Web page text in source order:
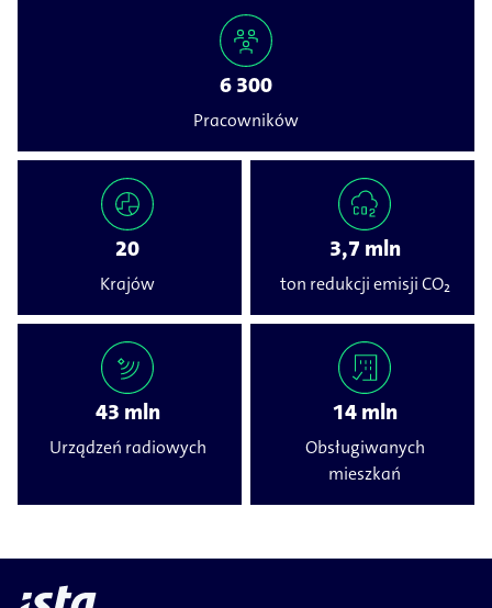
6 300
Pracowników
20
Krajów
3,7 mln
ton redukcji emisji CO₂
43 mln
Urządzeń radiowych
14 mln
Obsługiwanych
mieszkań